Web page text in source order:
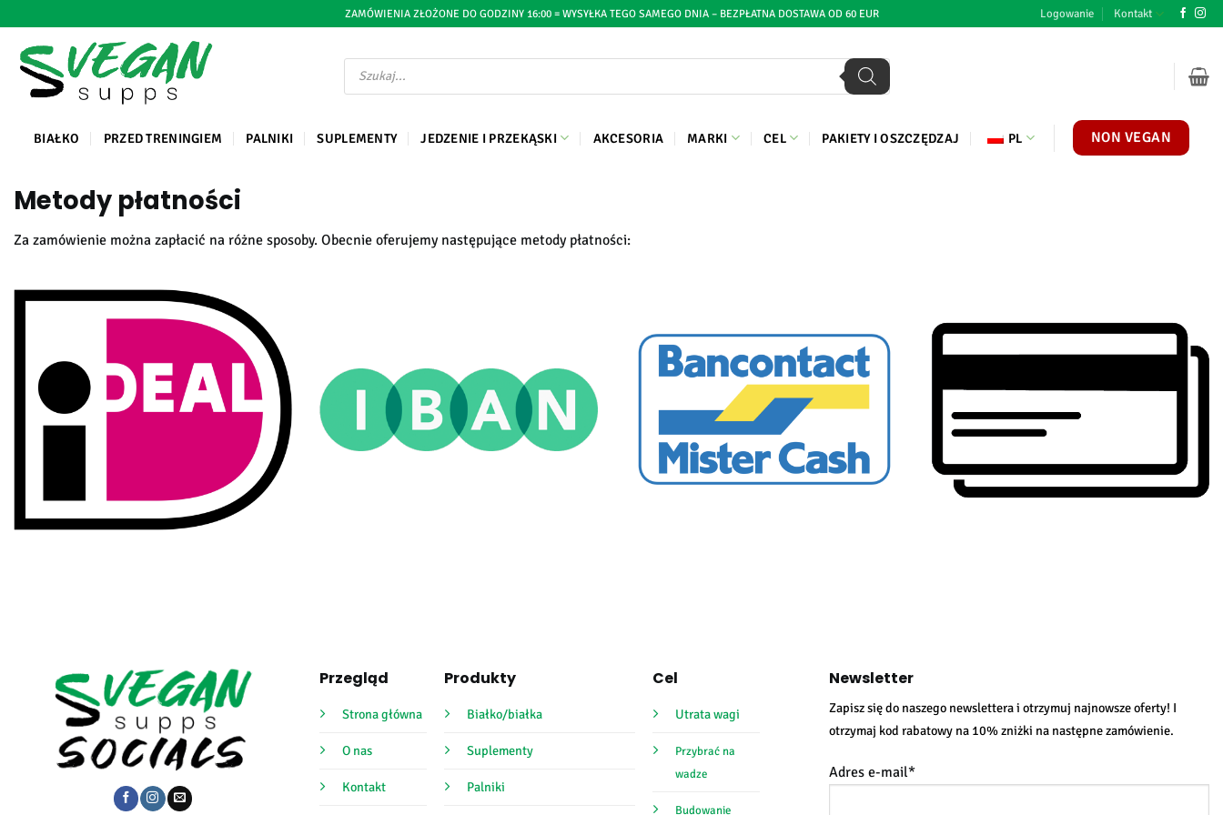
do
treści
ZAMÓWIENIA ZŁOŻONE DO GODZINY 16:00 = WYSYŁKA TEGO SAMEGO DNIA – BEZPŁATNA DOSTAWA OD 60 EUR Logowanie Kontakt
Wyszukiwarka
produktów
BIAŁKO PRZED TRENINGIEM PALNIKI SUPLEMENTY JEDZENIE I PRZEKĄSKI AKCESORIA MARKI CEL PAKIETY I OSZCZĘDZAJ PL NON VEGAN
Metody płatności
Za zamówienie można zapłacić na różne sposoby. Obecnie oferujemy następujące metody płatności:
Przegląd
Strona główna
O nas
Kontakt
Produkty
Białko/białka
Suplementy
Palniki
Cel
Utrata wagi
Przybrać na
wadze
Budowanie
Newsletter
Zapisz się do naszego newslettera i otrzymuj najnowsze oferty! I
otrzymaj kod rabatowy na 10% zniżki na następne zamówienie.
Adres e-mail*